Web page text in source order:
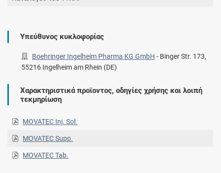
Υπεύθυνος κυκλοφορίας
Boehringer Ingelheim Pharma KG GmbH - Binger Str. 173,
55216 Ingelheim am Rhein (DE)
Χαρακτηριστικά προϊοντος, οδηγίες χρήσης και λοιπή
τεκμηρίωση
MOVATEC Inj. Sol.
MOVATEC Supp.
MOVATEC Tab.